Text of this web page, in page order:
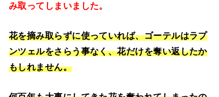
み取ってしまいました。
花を摘み取らずに使っていれば、ゴーテルはラプ
ンツェルをさらう事なく、花だけを奪い返したか
もしれません。